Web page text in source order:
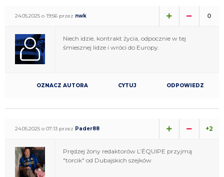
24.05.2025 o 19:56 przez nwk 0
Niech idzie, kontrakt życia, odpocznie w tej
śmiesznej lidze i wróci do Europy.
OZNACZ AUTORA CYTUJ ODPOWIEDZ
24.05.2025 o 07:13 przez Pader88 +2
Prędzej żony redaktorów L’ÉQUIPE przyjmą
"torcik" od Dubajskich szejków